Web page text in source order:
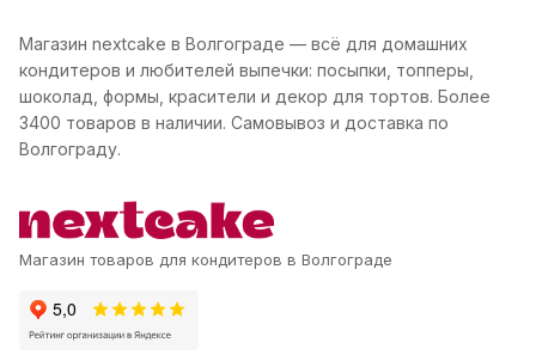
Магазин nextcake в Волгограде — всё для домашних
кондитеров и любителей выпечки: посыпки, топперы,
шоколад, формы, красители и декор для тортов. Более
3400 товаров в наличии. Самовывоз и доставка по
Волгограду.
Магазин товаров для кондитеров в Волгограде